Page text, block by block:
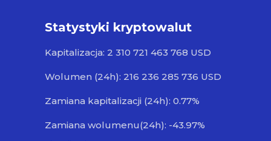
Statystyki kryptowalut
Kapitalizacja: 2 310 721 463 768 USD
Wolumen (24h): 216 236 285 736 USD
Zamiana kapitalizacji (24h): 0.77%
Zamiana wolumenu(24h): -43.97%